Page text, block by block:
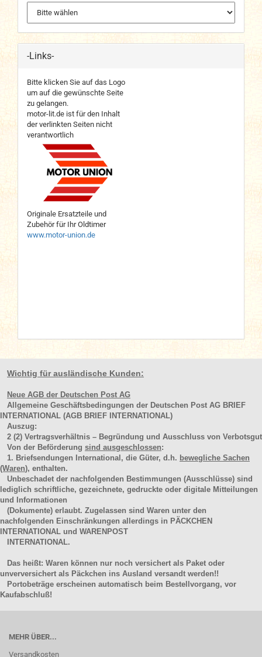
-Links-
Bitte klicken Sie auf das Logo
um auf die gewünschte Seite
zu gelangen.
motor-lit.de ist für den Inhalt
der verlinkten Seiten nicht
verantwortlich
Originale Ersatzteile und
Zubehör für Ihr Oldtimer
www.motor-union.de
Wichtig für ausländische Kunden:
Neue AGB der Deutschen Post AG
Allgemeine Geschäftsbedingungen der Deutschen Post AG BRIEF
INTERNATIONAL (AGB BRIEF INTERNATIONAL)
Auszug:
2 (2) Vertragsverhältnis – Begründung und Ausschluss von Verbotsgut
Von der Beförderung sind ausgeschlossen:
1. Briefsendungen International, die Güter, d.h. bewegliche Sachen
(Waren), enthalten.
Unbeschadet der nachfolgenden Bestimmungen (Ausschlüsse) sind
lediglich schriftliche, gezeichnete, gedruckte oder digitale Mitteilungen
und Informationen
(Dokumente) erlaubt. Zugelassen sind Waren unter den
nachfolgenden Einschränkungen allerdings in PÄCKCHEN
INTERNATIONAL und WARENPOST
INTERNATIONAL.
Das heißt: Waren können nur noch versichert als Paket oder
unverversichert als Päckchen ins Ausland versandt werden!!
Portobeträge erscheinen automatisch beim Bestellvorgang, vor
Kaufabschluß!
MEHR ÜBER...
Versandkosten